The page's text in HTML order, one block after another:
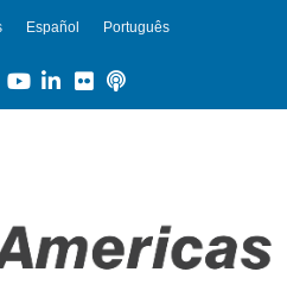
Español Português